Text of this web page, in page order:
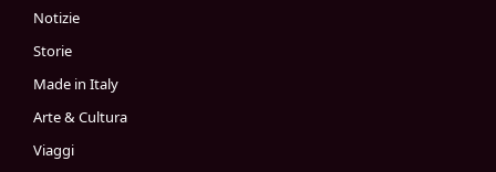
Notizie
Storie
Made in Italy
Arte & Cultura
Viaggi